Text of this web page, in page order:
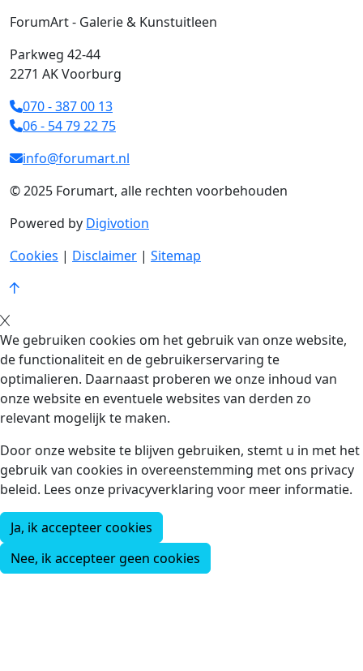
ForumArt - Galerie & Kunstuitleen
Parkweg 42-44
2271 AK Voorburg
070 - 387 00 13
06 - 54 79 22 75
info@forumart.nl
© 2025 Forumart, alle rechten voorbehouden
Powered by Digivotion
Cookies | Disclaimer | Sitemap
We gebruiken cookies om het gebruik van onze website,
de functionaliteit en de gebruikerservaring te
optimalieren. Daarnaast proberen we onze inhoud van
onze website en eventuele websites van derden zo
relevant mogelijk te maken.
Door onze website te blijven gebruiken, stemt u in met het
gebruik van cookies in overeenstemming met ons privacy
beleid. Lees onze privacyverklaring voor meer informatie.
Ja, ik accepteer cookies
Nee, ik accepteer geen cookies